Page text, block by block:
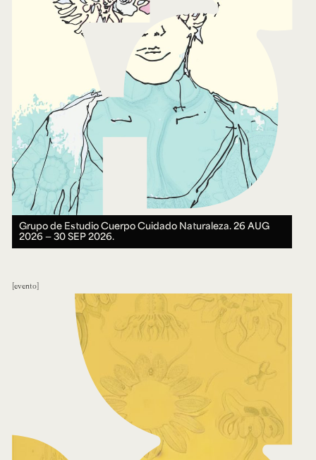
Grupo de Estudio Cuerpo Cuidado Naturaleza.26 AUG
2026 ― 30 SEP 2026.
evento